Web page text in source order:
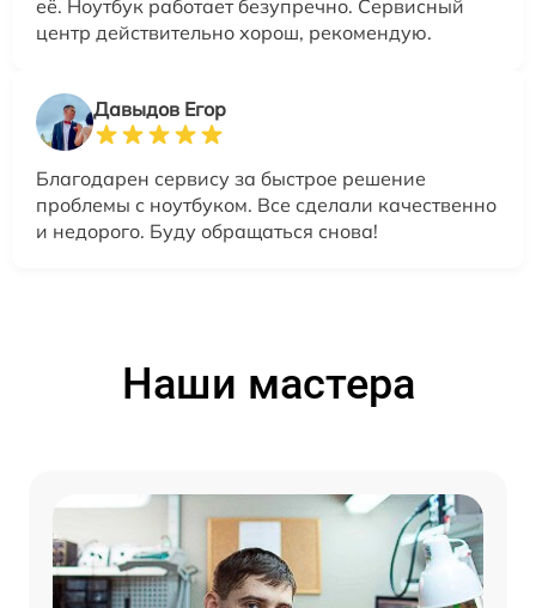
её. Ноутбук работает безупречно. Сервисный
центр действительно хорош, рекомендую.
Давыдов Егор
Благодарен сервису за быстрое решение
проблемы с ноутбуком. Все сделали качественно
и недорого. Буду обращаться снова!
Наши мастера